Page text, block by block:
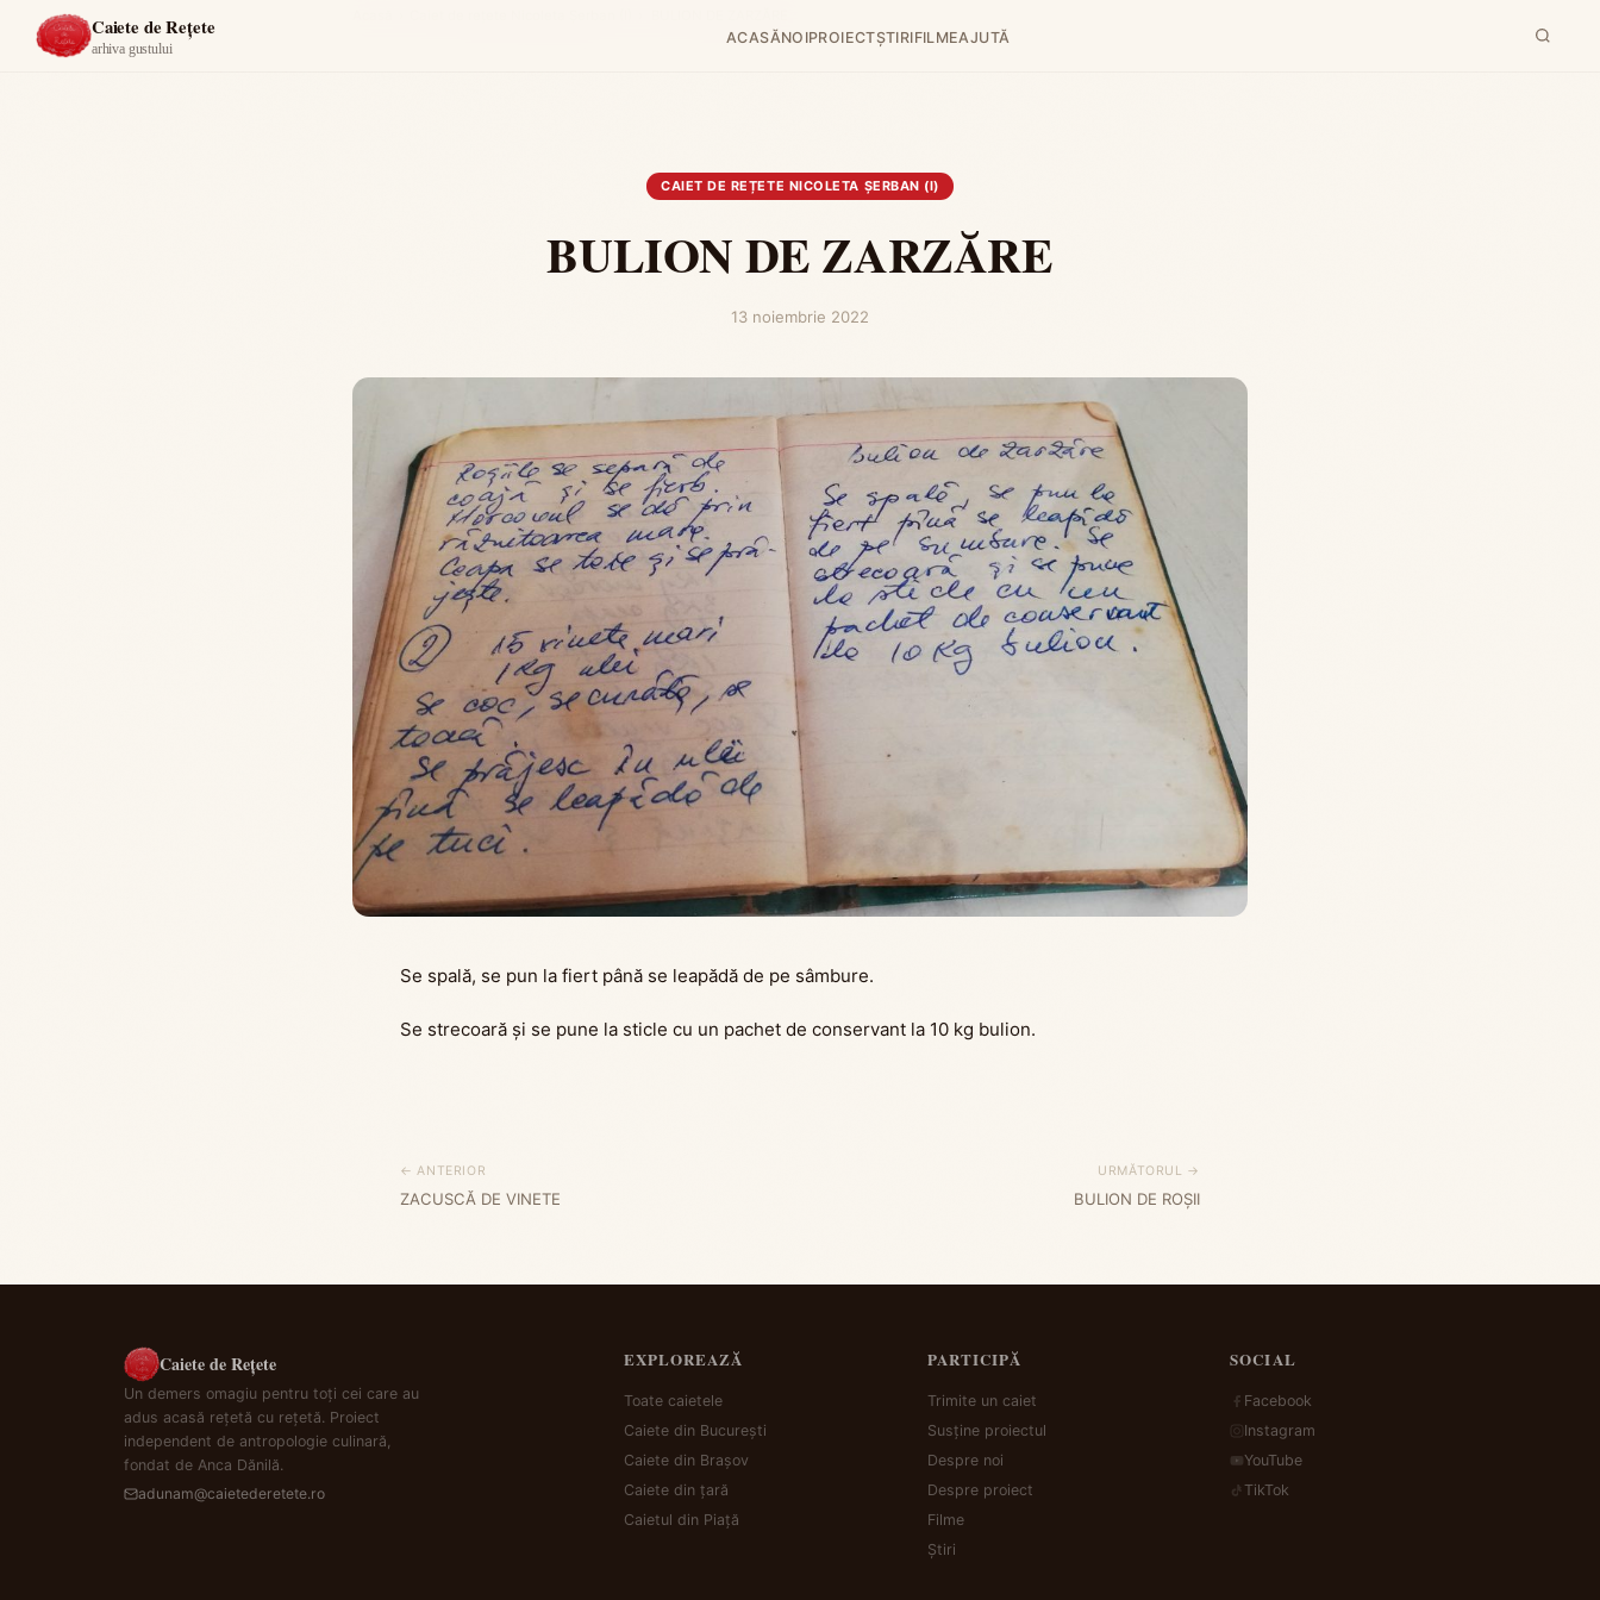
Caiete de Rețete
arhiva gustului
ACASĂNOIPROIECTȘTIRIFILMEAJUTĂ
CAIET DE REȚETE NICOLETA ȘERBAN (I)
BULION DE ZARZĂRE
13 noiembrie 2022
Se spală, se pun la fiert până se leapădă de pe sâmbure.
Se strecoară și se pune la sticle cu un pachet de conservant la 10 kg bulion.
← ANTERIOR
ZACUSCĂ DE VINETE
URMĂTORUL →
BULION DE ROȘII
Caiete de Rețete
Un demers omagiu pentru toți cei care au
adus acasă rețetă cu rețetă. Proiect
independent de antropologie culinară,
fondat de Anca Dănilă.
adunam@caietederetete.ro
EXPLOREAZĂ
Toate caietele
Caiete din București
Caiete din Brașov
Caiete din țară
Caietul din Piață
PARTICIPĂ
Trimite un caiet
Susține proiectul
Despre noi
Despre proiect
Filme
Știri
SOCIAL
Facebook
Instagram
YouTube
TikTok